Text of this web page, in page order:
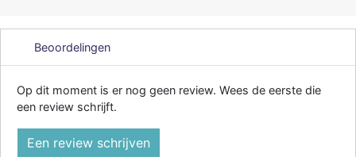
Beoordelingen
Op dit moment is er nog geen review. Wees de eerste die
een review schrijft.
Een review schrijven